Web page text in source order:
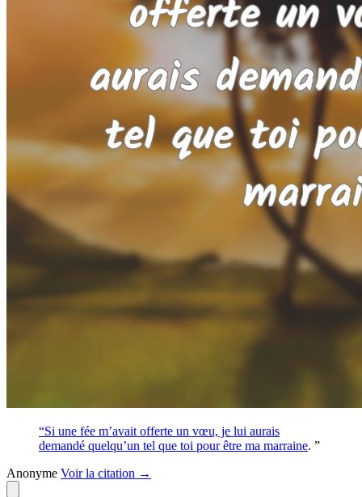
“Si une fée m’avait offerte un vœu, je lui aurais
demandé quelqu’un tel que toi pour être ma marraine. ”
Anonyme Voirla citation →